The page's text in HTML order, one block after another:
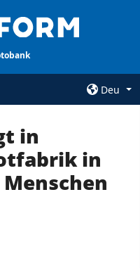
Deu
AGENTUR
Über uns
in
in